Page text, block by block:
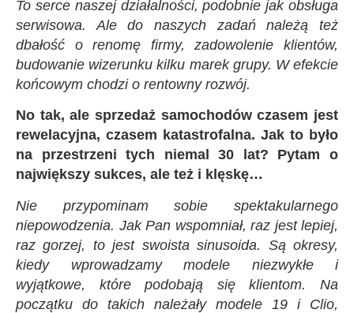
To serce naszej działalności, podobnie jak obsługa
serwisowa. Ale do naszych zadań należą też
dbałość o renomę firmy, zadowolenie klientów,
budowanie wizerunku kilku marek grupy. W efekcie
końcowym chodzi o rentowny rozwój.
No tak, ale sprzedaż samochodów czasem jest
rewelacyjna, czasem katastrofalna. Jak to było
na przestrzeni tych niemal 30 lat? Pytam o
największy sukces, ale też i klęskę…
Nie przypominam sobie spektakularnego
niepowodzenia. Jak Pan wspomniał, raz jest lepiej,
raz gorzej, to jest swoista sinusoida. Są okresy,
kiedy wprowadzamy modele niezwykłe i
wyjątkowe, które podobają się klientom. Na
początku do takich należały modele 19 i Clio,